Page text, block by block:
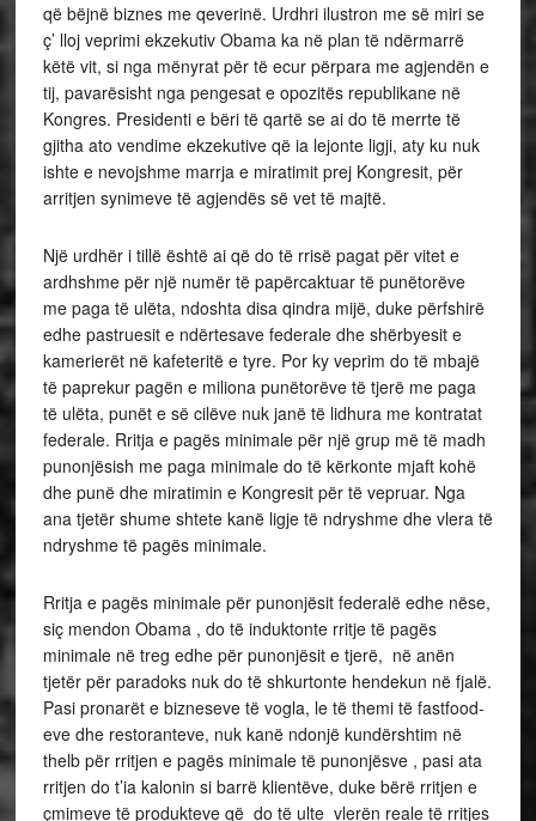
që bëjnë biznes me qeverinë. Urdhri ilustron me së miri se
ç’ lloj veprimi ekzekutiv Obama ka në plan të ndërmarrë
këtë vit, si nga mënyrat për të ecur përpara me agjendën e
tij, pavarësisht nga pengesat e opozitës republikane në
Kongres. Presidenti e bëri të qartë se ai do të merrte të
gjitha ato vendime ekzekutive që ia lejonte ligji, aty ku nuk
ishte e nevojshme marrja e miratimit prej Kongresit, për
arritjen synimeve të agjendës së vet të majtë.
Një urdhër i tillë është ai që do të rrisë pagat për vitet e
ardhshme për një numër të papërcaktuar të punëtorëve
me paga të ulëta, ndoshta disa qindra mijë, duke përfshirë
edhe pastruesit e ndërtesave federale dhe shërbyesit e
kamerierët në kafeteritë e tyre. Por ky veprim do të mbajë
të paprekur pagën e miliona punëtorëve të tjerë me paga
të ulëta, punët e së cilëve nuk janë të lidhura me kontratat
federale. Rritja e pagës minimale për një grup më të madh
punonjësish me paga minimale do të kërkonte mjaft kohë
dhe punë dhe miratimin e Kongresit për të vepruar. Nga
ana tjetër shume shtete kanë ligje të ndryshme dhe vlera të
ndryshme të pagës minimale.
Rritja e pagës minimale për punonjësit federalë edhe nëse,
siç mendon Obama , do të induktonte rritje të pagës
minimale në treg edhe për punonjësit e tjerë, në anën
tjetër për paradoks nuk do të shkurtonte hendekun në fjalë.
Pasi pronarët e bizneseve të vogla, le të themi të fastfood-
eve dhe restoranteve, nuk kanë ndonjë kundërshtim në
thelb për rritjen e pagës minimale të punonjësve , pasi ata
rritjen do t’ia kalonin si barrë klientëve, duke bërë rritjen e
çmimeve të produkteve që do të ulte vlerën reale të rritjes